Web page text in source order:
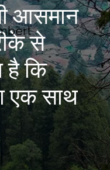
आसमान
से
है कि
एक साथ